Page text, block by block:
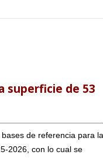
superficie de 53
de referencia para la
2026, con lo cual se